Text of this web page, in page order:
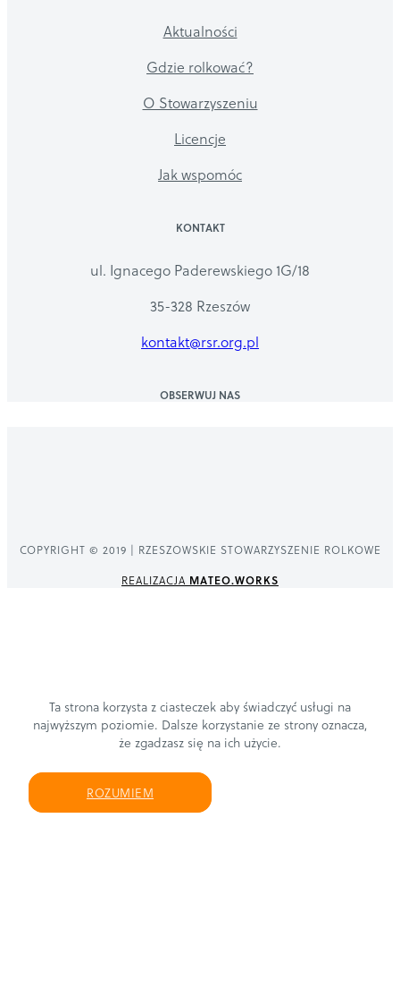
Aktualności
Gdzie rolkować?
O Stowarzyszeniu
Licencje
Jak wspomóc
KONTAKT
ul. Ignacego Paderewskiego 1G/18
35-328 Rzeszów
kontakt@rsr.org.pl
OBSERWUJ NAS
COPYRIGHT © 2019 | RZESZOWSKIE STOWARZYSZENIE ROLKOWE
REALIZACJA MATEO.WORKS
Ta strona korzysta z ciasteczek aby świadczyć usługi na
najwyższym poziomie. Dalsze korzystanie ze strony oznacza,
że zgadzasz się na ich użycie.
ROZUMIEM